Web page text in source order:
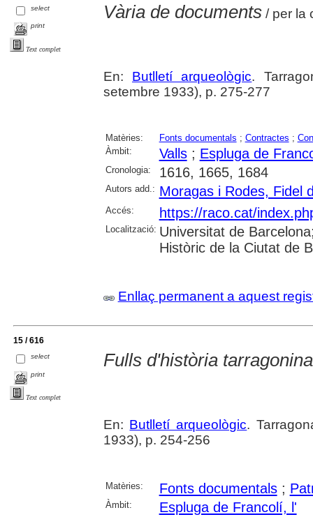
select
print
Text complet
Vària de documents/ per la
En: Butlletí arqueològic.
setembre 1933), p. 275-277
Matèries: Fonts documentals ; Contractes ;
Àmbit:
Valls; Espluga de
Cronologia: 1616, 1665, 1684
Autors add.: Moragas i Rodes, Fidel
Accés: https://raco.cat/
Localització: Universitat de
Històric de la Ciutat de
Enllaç permanent a aquest
15 / 616
select
print
Text complet
Fulls d'història tarragonina
En: Butlletí arqueològic.
1933), p. 254-256
Matèries: Fonts documentals;
Àmbit: Espluga de Francolí, l'